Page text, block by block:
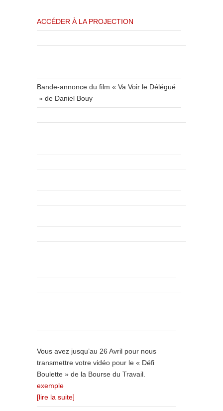
ACCÉDER À LA PROJECTION
Bande-annonce du film « Va Voir le Délégué
» de Daniel Bouy
Vous avez jusqu’au 26 Avril pour nous
transmettre votre vidéo pour le « Défi
Boulette » de la Bourse du Travail.
exemple
[lire la suite]